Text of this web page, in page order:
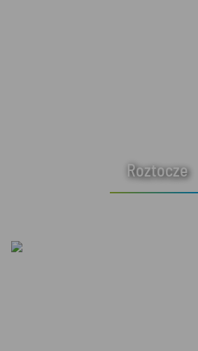
Roztocze